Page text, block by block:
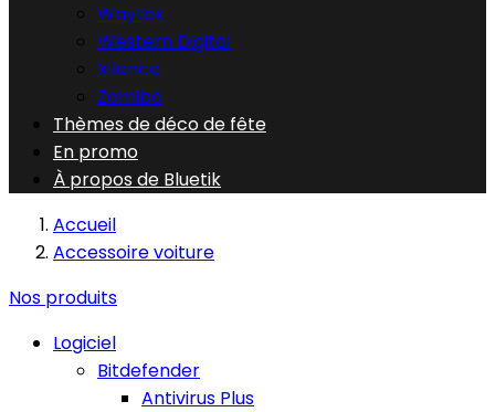
Waytex
Western Digital
Xilence
Zamibo
Thèmes de déco de fête
En promo
À propos de Bluetik
Accueil
Accessoire voiture
Nos produits
Logiciel
Bitdefender
Antivirus Plus